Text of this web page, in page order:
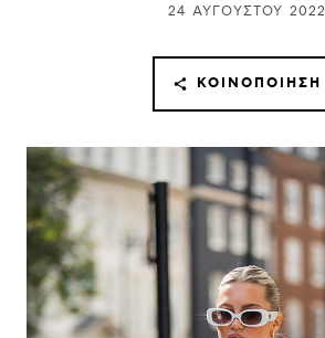
24 ΑΥΓΟΎΣΤΟΥ 2022
ΚΟΙΝΟΠΟΊΗΣΗ